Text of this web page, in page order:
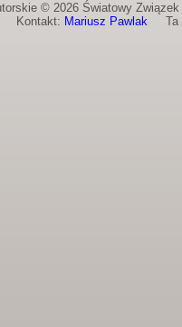
© 2026 Światowy
Kontakt: Mariusz PawlakTa